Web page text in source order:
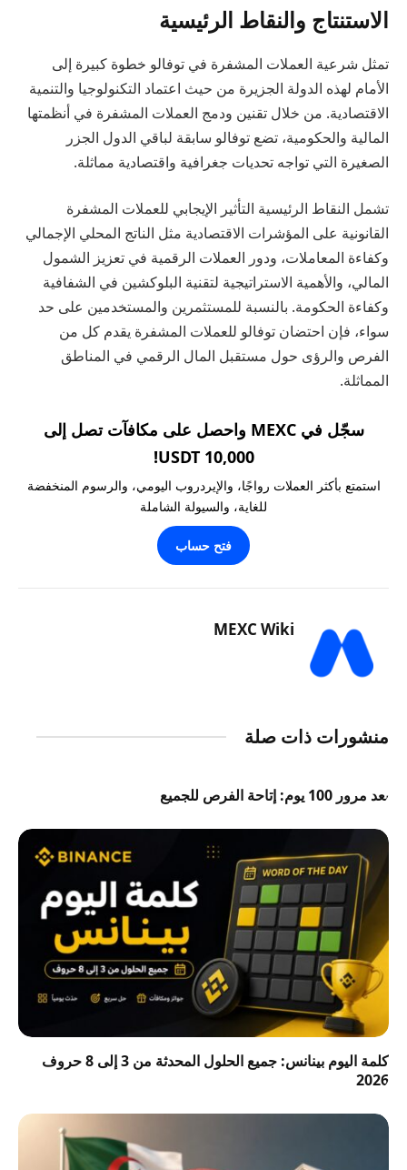
الاستنتاج والنقاط الرئيسية
تمثل شرعية العملات المشفرة في توفالو خطوة كبيرة إلى
الأمام لهذه الدولة الجزيرة من حيث اعتماد التكنولوجيا والتنمية
الاقتصادية. من خلال تقنين ودمج العملات المشفرة في أنظمتها
المالية والحكومية، تضع توفالو سابقة لباقي الدول الجزر
الصغيرة التي تواجه تحديات جغرافية واقتصادية مماثلة.
تشمل النقاط الرئيسية التأثير الإيجابي للعملات المشفرة
القانونية على المؤشرات الاقتصادية مثل الناتج المحلي الإجمالي
وكفاءة المعاملات، ودور العملات الرقمية في تعزيز الشمول
المالي، والأهمية الاستراتيجية لتقنية البلوكشين في الشفافية
وكفاءة الحكومة. بالنسبة للمستثمرين والمستخدمين على حد
سواء، فإن احتضان توفالو للعملات المشفرة يقدم كل من
الفرص والرؤى حول مستقبل المال الرقمي في المناطق
المماثلة.
سجّل في MEXC واحصل على مكافآت تصل إلى
10,000 USDT!
استمتع بأكثر العملات رواجًا، والإيردروب اليومي، والرسوم المنخفضة
للغاية، والسيولة الشاملة
فتح حساب
MEXC Wiki
منشورات ذات صلة
بعد مرور 100 يوم: إتاحة الفرص للجميع
كلمة اليوم بينانس: جميع الحلول المحدثة من 3 إلى 8 حروف
2026